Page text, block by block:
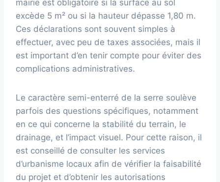
mairie est obligatoire si la surface au sol
excède 5 m² ou si la hauteur dépasse 1,80 m.
Ces déclarations sont souvent simples à
effectuer, avec peu de taxes associées, mais il
est important d’en tenir compte pour éviter des
complications administratives.
Le caractère semi-enterré de la serre soulève
parfois des questions spécifiques, notamment
en ce qui concerne la stabilité du terrain, le
drainage, et l’impact visuel. Pour cette raison, il
est conseillé de consulter les services
d’urbanisme locaux afin de vérifier la faisabilité
du projet et d’obtenir les autorisations